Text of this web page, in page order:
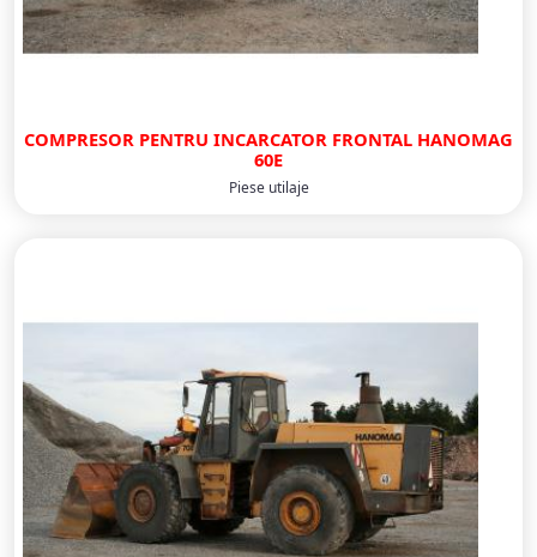
COMPRESOR PENTRU INCARCATOR FRONTAL HANOMAG
60E
Piese utilaje